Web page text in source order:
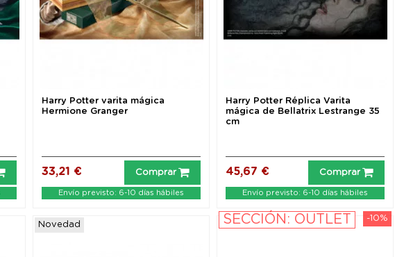
Harry Potter varita mágica
Hermione Granger
33,21 € Comprar
Envío previsto: 6-10 días hábiles
Harry Potter Réplica Varita
mágica de Bellatrix Lestrange 35
cm
45,67 € Comprar
Envío previsto: 6-10 días hábiles
Novedad
-10%
SECCIÓN: OUTLET